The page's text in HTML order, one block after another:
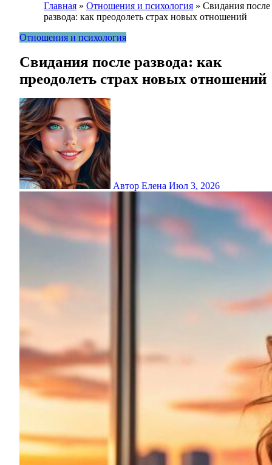
Главная » Отношения и психология » Свидания после
развода: как преодолеть страх новых отношений
Отношения и психология
Свидания после развода: как
преодолеть страх новых отношений
Автор Елена Июл 3, 2026